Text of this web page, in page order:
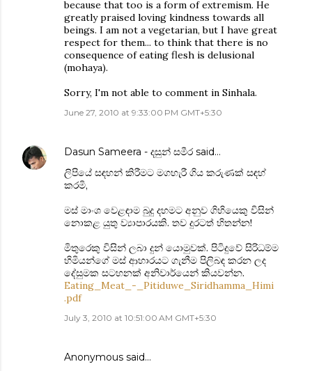
because that too is a form of extremism. He
greatly praised loving kindness towards all
beings. I am not a vegetarian, but I have great
respect for them... to think that there is no
consequence of eating flesh is delusional
(mohaya).
Sorry, I'm not able to comment in Sinhala.
June 27, 2010 at 9:33:00 PM GMT+5:30
Dasun Sameera - දසුන් සමීර said…
ලිපියේ සඳහන් කිරීමට මගහැරී ගිය කරුණක් සඳහ්
කරමි,
මස් මාංශ වෙළඳාම බුදු දහමට අනුව ගිහියෙකු විසින්
නොකළ යුතු ව්‍යාපාරයකි. තව දුරටත් හිතන්න!
මිතුරෙකු විසින් ලබා දුන් යොමුවක්. පිටිදුවේ සිරිධම්ම
හිමියන්ගේ මස් ආහාරයට ගැනීම පිලිබඳ කරන ලද
දේසුමක සටහනක් අනිවාර්යෙන් කියවන්න.
Eating_Meat_-_Pitiduwe_Siridhamma_Himi
.pdf
July 3, 2010 at 10:51:00 AM GMT+5:30
Anonymous said…